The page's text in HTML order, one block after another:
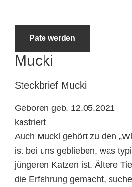
Pate werden
Mucki
Steckbrief Mucki
Geboren geb. 12.05.2021
kastriert
Auch Mucki gehört zu den
ist bei uns geblieben, was
jüngeren Katzen ist. Ältere
die Erfahrung gemacht,